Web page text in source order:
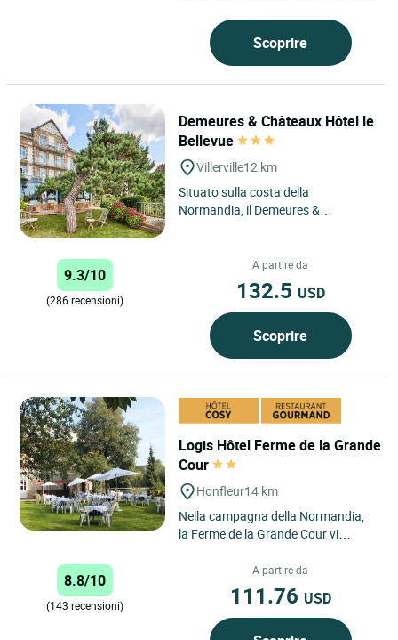
nel suo territorio,...
Scoprire
Demeures & Châteaux Hôtel le
Bellevue
Villerville12 km
Situato sulla costa della
Normandia, il Demeures &
9.3/10
(286 recensioni)
A partire da
132.5 USD
Scoprire
Logis Hôtel Ferme de la Grande
Cour
Honfleur14 km
Nella campagna della Normandia,
la Ferme de la Grande Cour vi
suo parco. Ristorante...
8.8/10
(143 recensioni)
A partire da
111.76 USD